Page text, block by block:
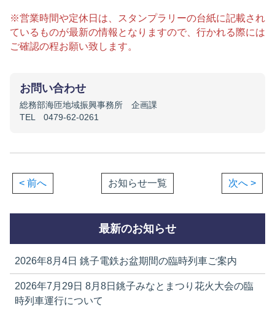
※営業時間や定休日は、スタンプラリーの台紙に記載され
ているものが最新の情報となりますので、行かれる際には
ご確認の程お願い致します。
お問い合わせ
総務部海匝地域振興事務所 企画課
TEL 0479-62-0261
< 前へ お知らせ一覧 次へ >
最新のお知らせ
2026年8月4日 銚子電鉄お盆期間の臨時列車ご案内
2026年7月29日 8月8日銚子みなとまつり花火大会の臨
時列車運行について